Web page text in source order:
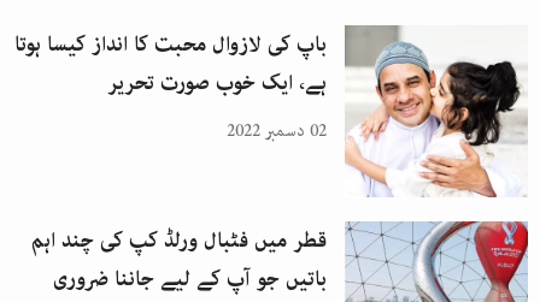
باپ کی لازوال محبت کا انداز کیسا ہوتا
ہے، ایک خوب صورت تحریر
02 دسمبر 2022
قطر میں فٹبال ورلڈ کپ کی چند اہم
باتیں جو آپ کے لیے جاننا ضروری